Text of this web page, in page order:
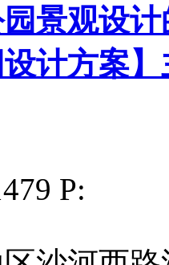
景观设计
设计方案
P: